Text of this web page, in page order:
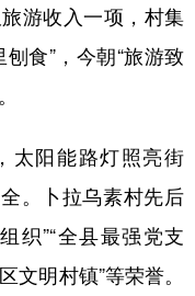
游收入一项，村集
食”，今朝“旅游致
阳能路灯照亮街
。卜拉乌素村先后
织”“全县最强党支
文明村镇”等荣誉。